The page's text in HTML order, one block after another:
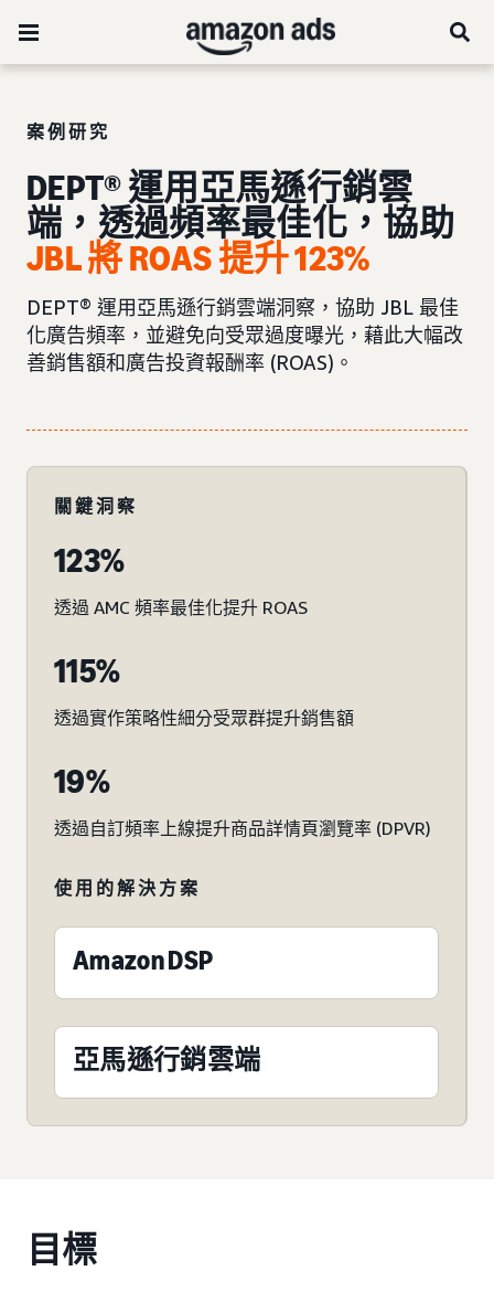
案例研究
DEPT® 運用亞馬遜行銷雲
端，透過頻率最佳化，協助
JBL 將 ROAS 提升 123%
DEPT® 運用亞馬遜行銷雲端洞察，協助 JBL 最佳
化廣告頻率，並避免向受眾過度曝光，藉此大幅改
善銷售額和廣告投資報酬率 (ROAS)。
關鍵洞察
123%
透過 AMC 頻率最佳化提升 ROAS
115%
透過實作策略性細分受眾群提升銷售額
19%
透過自訂頻率上線提升商品詳情頁瀏覽率 (DPVR)
使用的解決方案
Amazon DSP
亞馬遜行銷雲端
目標